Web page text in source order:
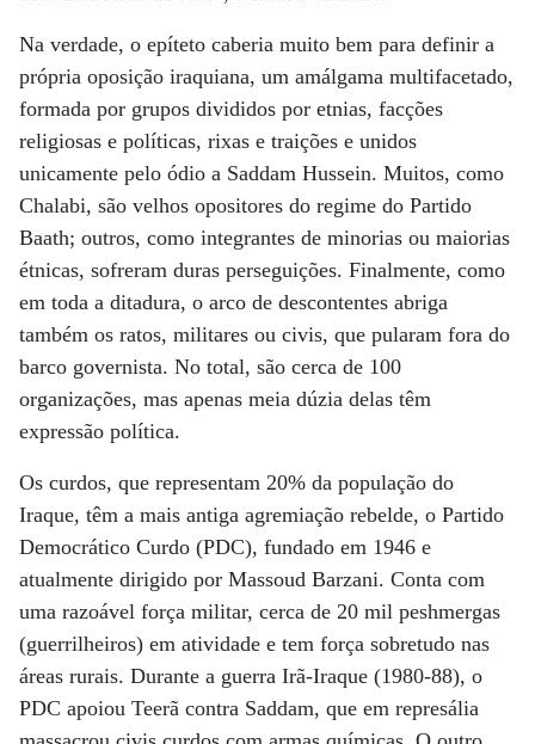
Na verdade, o epíteto caberia muito bem para definir a
própria oposição iraquiana, um amálgama multifacetado,
formada por grupos divididos por etnias, facções
religiosas e políticas, rixas e traições e unidos
unicamente pelo ódio a Saddam Hussein. Muitos, como
Chalabi, são velhos opositores do regime do Partido
Baath; outros, como integrantes de minorias ou maiorias
étnicas, sofreram duras perseguições. Finalmente, como
em toda a ditadura, o arco de descontentes abriga
também os ratos, militares ou civis, que pularam fora do
barco governista. No total, são cerca de 100
organizações, mas apenas meia dúzia delas têm
expressão política.
Os curdos, que representam 20% da população do
Iraque, têm a mais antiga agremiação rebelde, o Partido
Democrático Curdo (PDC), fundado em 1946 e
atualmente dirigido por Massoud Barzani. Conta com
uma razoável força militar, cerca de 20 mil peshmergas
(guerrilheiros) em atividade e tem força sobretudo nas
áreas rurais. Durante a guerra Irã-Iraque (1980-88), o
PDC apoiou Teerã contra Saddam, que em represália